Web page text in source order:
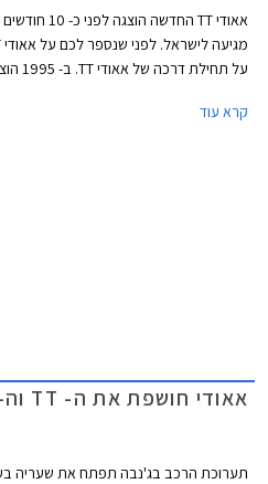
קרא עוד
אאודי חושפת את ה- TT וה- TTS